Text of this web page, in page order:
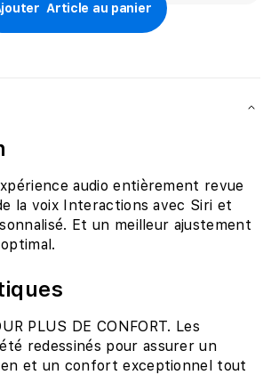
Article au panier
audio entièrement revue
la voix Interactions avec Siri et
Et un meilleur ajustement
PLUS DE CONFORT. Les
redessinés pour assurer un
et un confort exceptionnel tout